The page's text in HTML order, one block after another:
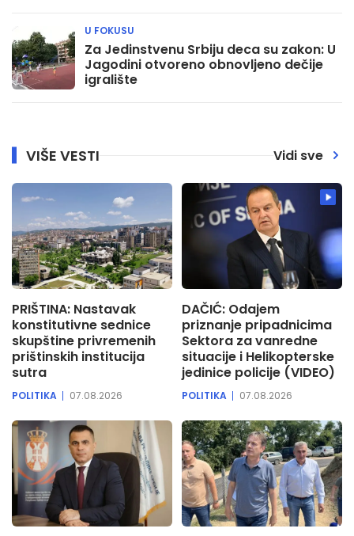
Za Jedinstvenu Srbiju deca su zakon: U
Jagodini otvoreno obnovljeno dečije
igralište
U FOKUSU
VIŠE VESTI Vidi sve
PRIŠTINA: Nastavak
konstitutivne sednice
skupštine privremenih
prištinskih institucija
sutra
POLITIKA 07.08.2026
DAČIĆ: Odajem
priznanje pripadnicima
Sektora za vanredne
situacije i Helikopterske
jedinice policije (VIDEO)
POLITIKA 07.08.2026